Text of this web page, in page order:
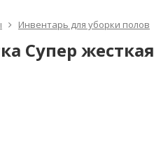
Инвентарь для уборки полов
Супер